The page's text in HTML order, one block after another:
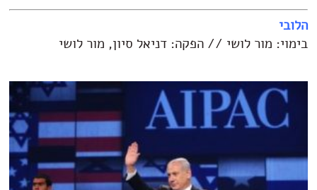
הלובי
בימוי: מור לושי // הפקה: דניאל סיון, מור לושי